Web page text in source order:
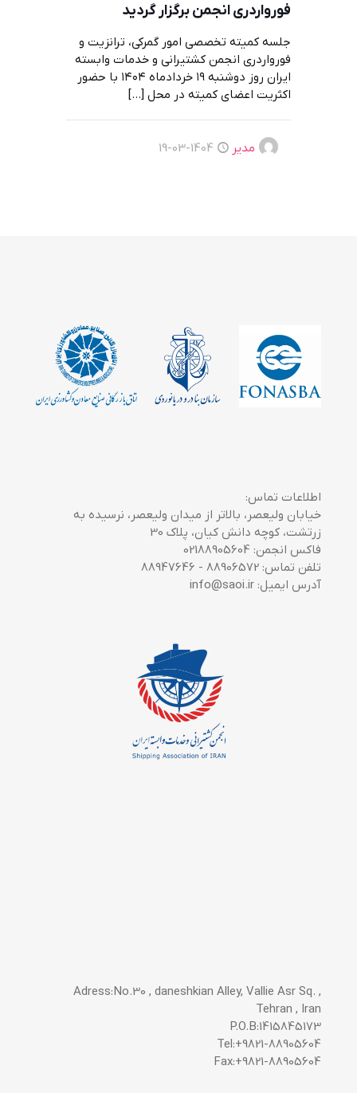
فورواردری انجمن برگزار گردید
جلسه کمیته تخصصی امور گمرکی، ترانزیت و
فورواردری انجمن کشتیرانی و خدمات وابسته
ایران روز دوشنبه ۱۹ خردادماه ۱۴۰۴ با حضور
اکثریت اعضای کمیته در محل […]
مدیر 1404-03-19
اطلاعات تماس:
خیابان ولیعصر، بالاتر از میدان ولیعصر، نرسیده به
زرتشت، کوچه دانش کیان، پلاک 30
فاکس انجمن: 02188905604
تلفن تماس: 88906572 - 88947646
آدرس ایمیل: info@saoi.ir
Adress:No.30 , daneshkian Alley, Vallie Asr Sq. ,
Tehran , Iran
P.O.B:1415845173
Tel:+9821-88905604
Fax:+9821-88905604